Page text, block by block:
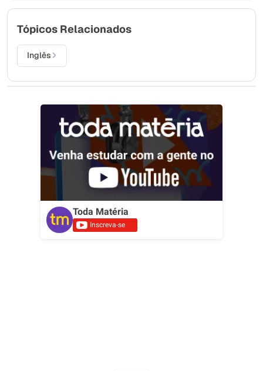
Tópicos Relacionados
Inglês
Toda Matéria
Inscreva-se